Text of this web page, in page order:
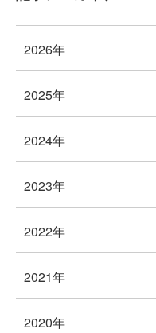
2026年
2025年
2024年
2023年
2022年
2021年
2020年